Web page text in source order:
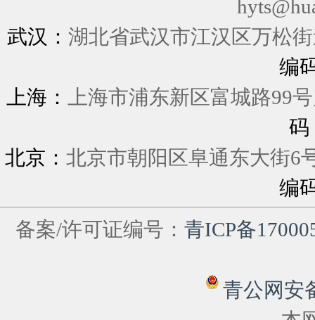
武汉： 湖北省武汉市江汉区万松
编
上海：
上海市浦东新区富
码
北京： 北京市朝阳区阜通东大
编
备案/许可证编号： 青ICP备
青公网安